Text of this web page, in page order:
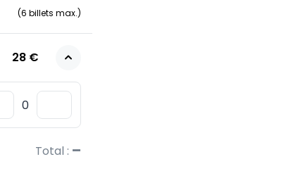
(6 billets max.)
28 €
Total : –